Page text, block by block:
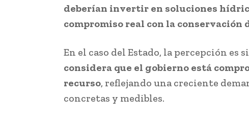
deberían invertir en soluciones
compromiso real con la conservación
En el caso del Estado, la percepción es
considera que el gobierno está
recurso, reflejando una creciente
concretas y medibles.